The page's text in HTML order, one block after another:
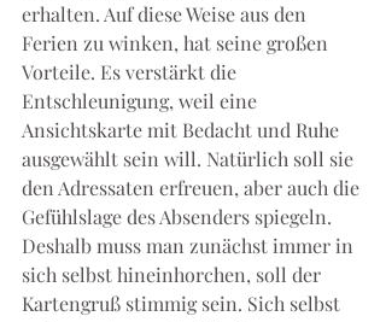
erhalten. Auf diese Weise aus den
Ferien zu winken, hat seine großen
Vorteile. Es verstärkt die
Entschleunigung, weil eine
Ansichtskarte mit Bedacht und Ruhe
ausgewählt sein will. Natürlich soll sie
den Adressaten erfreuen, aber auch die
Gefühlslage des Absenders spiegeln.
Deshalb muss man zunächst immer in
sich selbst hineinhorchen, soll der
Kartengruß stimmig sein. Sich selbst